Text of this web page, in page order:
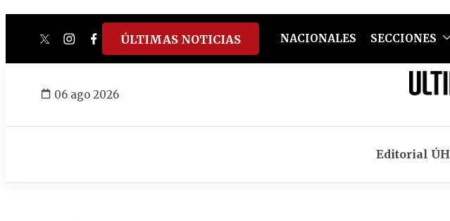
twitterinstagram
facebook
tiktokyoutube
spotify
ÚLTIMAS NOTICIAS NACIONALES SECCIONES
06 ago 2026
Editorial ÚH